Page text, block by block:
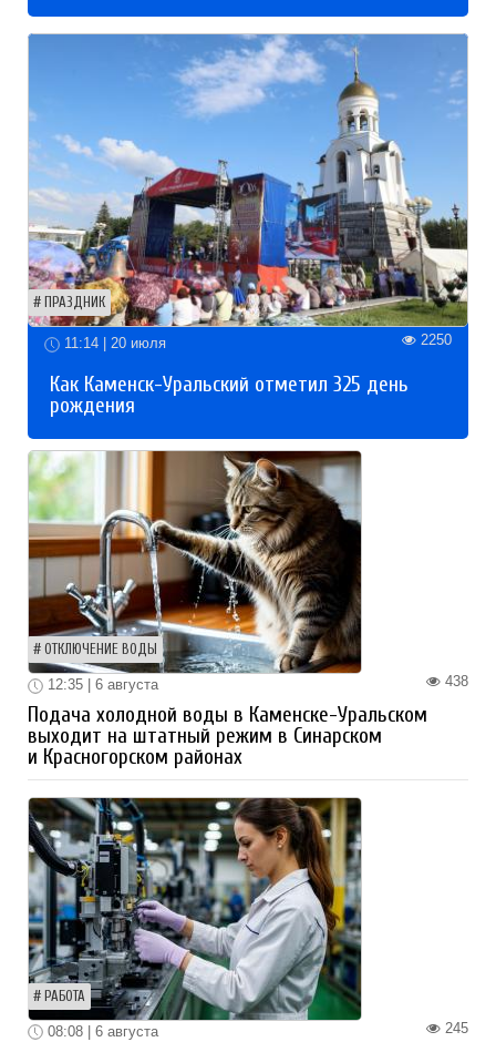
ПРАЗДНИК
11:14 | 20 июля 2250
Как Каменск-Уральский отметил 325 день
рождения
ОТКЛЮЧЕНИЕ ВОДЫ
438
12:35 | 6 августа
Подача холодной воды в Каменске-Уральском
выходит на штатный режим в Синарском
и Красногорском районах
РАБОТА
245
08:08 | 6 августа